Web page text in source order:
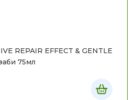
REPAIR EFFECT & GENTLE
75мл